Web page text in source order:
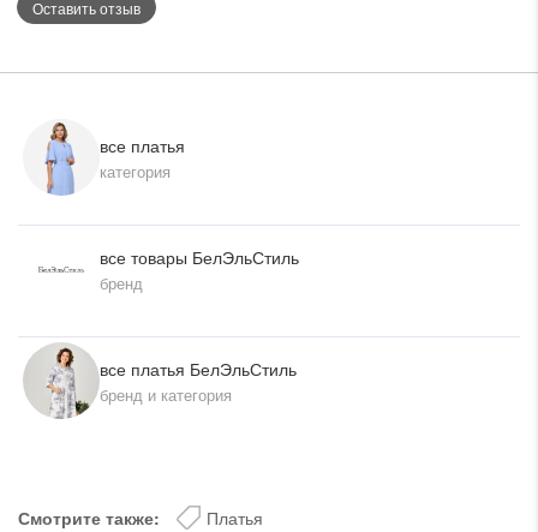
Оставить отзыв
все платья
категория
все товары БелЭльСтиль
бренд
все платья БелЭльСтиль
бренд и категория
Смотрите также: Платья